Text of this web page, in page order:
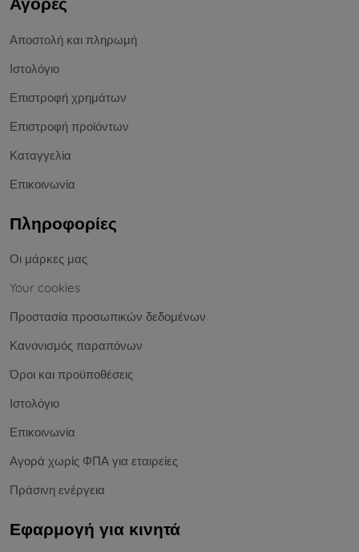
Αποστολή και πληρωμή
Ιστολόγιο
Επιστροφή χρημάτων
Επιστροφή προϊόντων
Καταγγελία
Επικοινωνία
Πληροφορίες
Οι μάρκες μας
Your cookies
Προστασία προσωπικών δεδομένων
Κανονισμός παραπόνων
Όροι και προϋποθέσεις
Ιστολόγιο
Επικοινωνία
Αγορά χωρίς ΦΠΑ για εταιρείες
Πράσινη ενέργεια
Εφαρμογή για κινητά